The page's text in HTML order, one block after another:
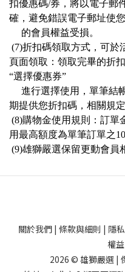
扣優惠碼/券，將以電子郵
確， 避免錯誤電子郵址使您
的會員權益受損。
(7)折扣碼領取方式， 可於
頁面領取：領取完畢的折
“選擇優惠券”
進行選擇使用，單筆結
期提供您折扣碼，相關規
(8)購物金使用規則：訂單
用最高額度為單筆訂單之
(9)雄獅嚴選保留更動會員
關於我們 | 條款與細則 | 隱
權益
2026 © 雄獅嚴選 |